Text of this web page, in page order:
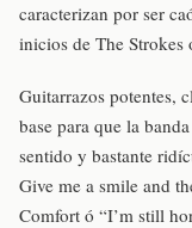
caracterizan por ser
inicios de The Strokes
Guitarrazos potentes,
base para que la
sentido y bastante
Give me a smile and
Comfort ó “I’m still